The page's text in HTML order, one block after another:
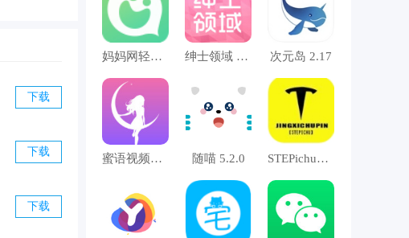
下载
下载
下载
妈妈网轻聊 8.9.3 绅士领域 3.2.9 次元岛 2.17
蜜语视频聊天 4.4.9 随喵 5.2.0 STEPichu碰一碰 1.0